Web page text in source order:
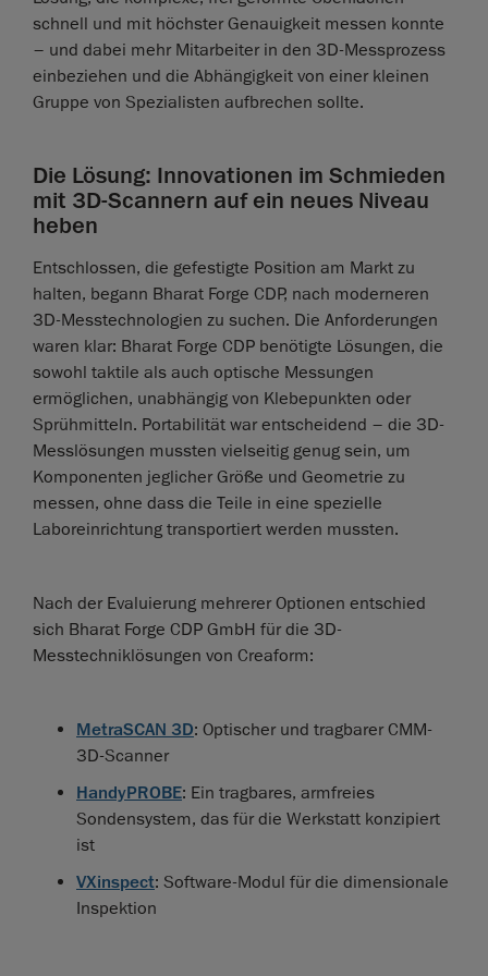
schnell und mit höchster Genauigkeit messen konnte
– und dabei mehr Mitarbeiter in den 3D-Messprozess
einbeziehen und die Abhängigkeit von einer kleinen
Gruppe von Spezialisten aufbrechen sollte.
Die Lösung: Innovationen im Schmieden
mit 3D-Scannern auf ein neues Niveau
heben
Entschlossen, die gefestigte Position am Markt zu
halten, begann Bharat Forge CDP, nach moderneren
3D-Messtechnologien zu suchen. Die Anforderungen
waren klar: Bharat Forge CDP benötigte Lösungen, die
sowohl taktile als auch optische Messungen
ermöglichen, unabhängig von Klebepunkten oder
Sprühmitteln. Portabilität war entscheidend – die 3D-
Messlösungen mussten vielseitig genug sein, um
Komponenten jeglicher Größe und Geometrie zu
messen, ohne dass die Teile in eine spezielle
Laboreinrichtung transportiert werden mussten.
Nach der Evaluierung mehrerer Optionen entschied
sich Bharat Forge CDP GmbH für die 3D-
Messtechniklösungen von Creaform:
MetraSCAN 3D: Optischer und tragbarer CMM-
3D-Scanner
HandyPROBE: Ein tragbares, armfreies
Sondensystem, das für die Werkstatt konzipiert
ist
VXinspect: Software-Modul für die dimensionale
Inspektion